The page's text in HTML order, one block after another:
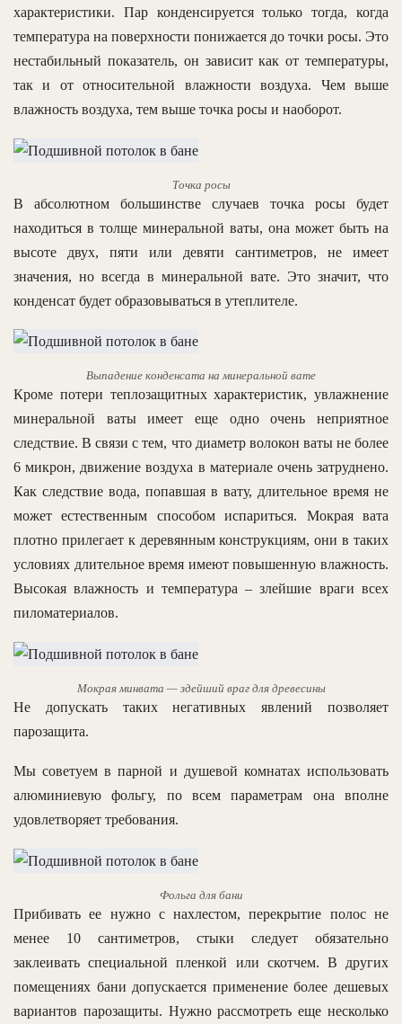
характеристики. Пар конденсируется только тогда, когда
температура на поверхности понижается до точки росы. Это
нестабильный показатель, он зависит как от температуры,
так и от относительной влажности воздуха. Чем выше
влажность воздуха, тем выше точка росы и наоборот.
Точка росы
В абсолютном большинстве случаев точка росы будет
находиться в толще минеральной ваты, она может быть на
высоте двух, пяти или девяти сантиметров, не имеет
значения, но всегда в минеральной вате. Это значит, что
конденсат будет образовываться в утеплителе.
Выпадение конденсата на минеральной вате
Кроме потери теплозащитных характеристик, увлажнение
минеральной ваты имеет еще одно очень неприятное
следствие. В связи с тем, что диаметр волокон ваты не более
6 микрон, движение воздуха в материале очень затруднено.
Как следствие вода, попавшая в вату, длительное время не
может естественным способом испариться. Мокрая вата
плотно прилегает к деревянным конструкциям, они в таких
условиях длительное время имеют повышенную влажность.
Высокая влажность и температура – злейшие враги всех
пиломатериалов.
Мокрая минвата — здейший враг для древесины
Не допускать таких негативных явлений позволяет
парозащита.
Мы советуем в парной и душевой комнатах использовать
алюминиевую фольгу, по всем параметрам она вполне
удовлетворяет требования.
Фольга для бани
Прибивать ее нужно с нахлестом, перекрытие полос не
менее 10 сантиметров, стыки следует обязательно
заклеивать специальной пленкой или скотчем. В других
помещениях бани допускается применение более дешевых
вариантов парозащиты. Нужно рассмотреть еще несколько